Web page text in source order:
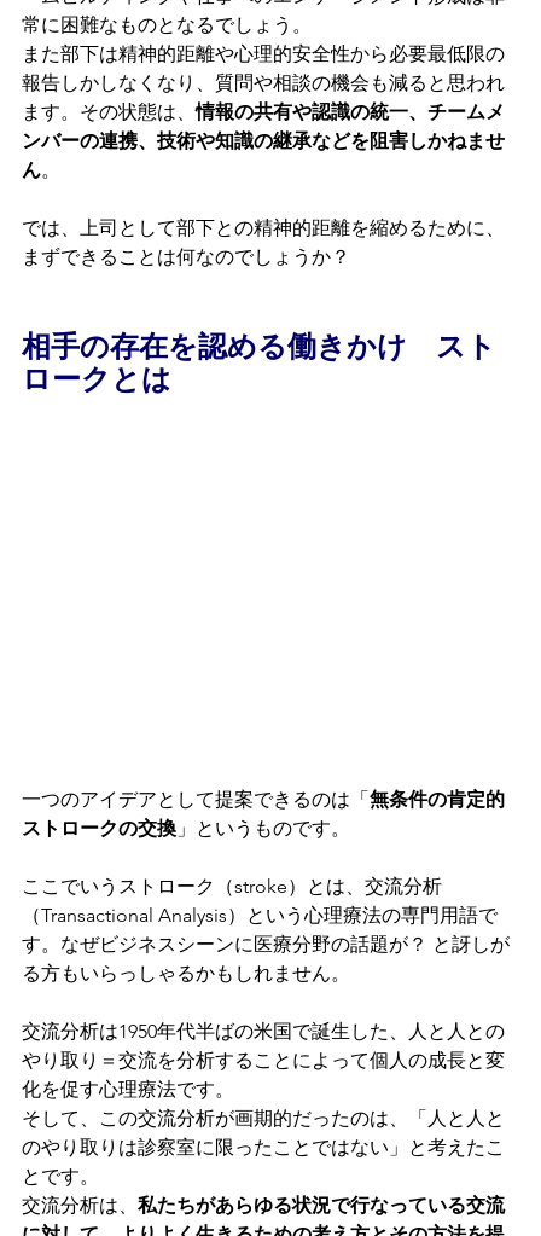
常に困難なものとなるでしょう。
また部下は精神的距離や心理的安全性から必要最低限の
報告しかしなくなり、質問や相談の機会も減ると思われ
ます。その状態は、情報の共有や認識の統一、チームメ
ンバーの連携、技術や知識の継承などを阻害しかねませ
ん。
では、上司として部下との精神的距離を縮めるために、
まずできることは何なのでしょうか？
相手の存在を認める働きかけ　スト
ロークとは
一つのアイデアとして提案できるのは「無条件の肯定的
ストロークの交換 」というものです。
ここでいうストローク（stroke）とは、交流分析
（Transactional Analysis）という心理療法の専門用語で
す。なぜビジネスシーンに医療分野の話題が？ と訝しが
る方もいらっしゃるかもしれません。
交流分析は1950年代半ばの米国で誕生した、人と人との
やり取り＝交流を分析することによって個人の成長と変
化を促す心理療法です。
そして、この交流分析が画期的だったのは、「人と人と
のやり取りは診察室に限ったことではない」と考えたこ
とです。
交流分析は、 私たちがあらゆる状況で行なっている交流